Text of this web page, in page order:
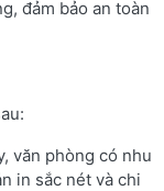
đảm bảo an toàn
văn phòng có nhu
in sắc nét và chi